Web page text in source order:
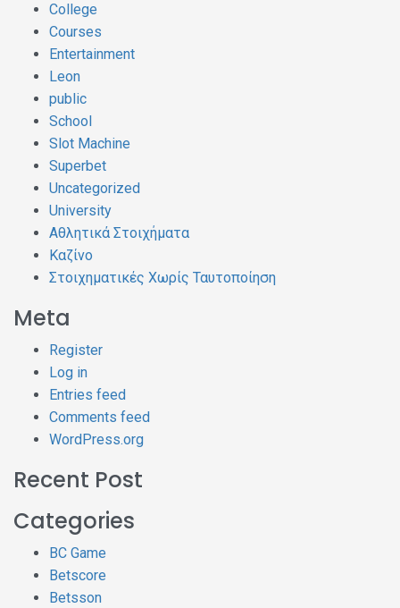
College
Courses
Entertainment
Leon
public
School
Slot Machine
Superbet
Uncategorized
University
Αθλητικά Στοιχήματα
Καζίνο
Στοιχηματικές Χωρίς Ταυτοποίηση
Meta
Register
Log in
Entries feed
Comments feed
WordPress.org
Recent Post
Categories
BC Game
Betscore
Betsson